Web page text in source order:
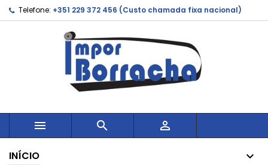
Telefone: +351 229 372 456 (Custo chamada fixa nacional)
  
INÍCIO